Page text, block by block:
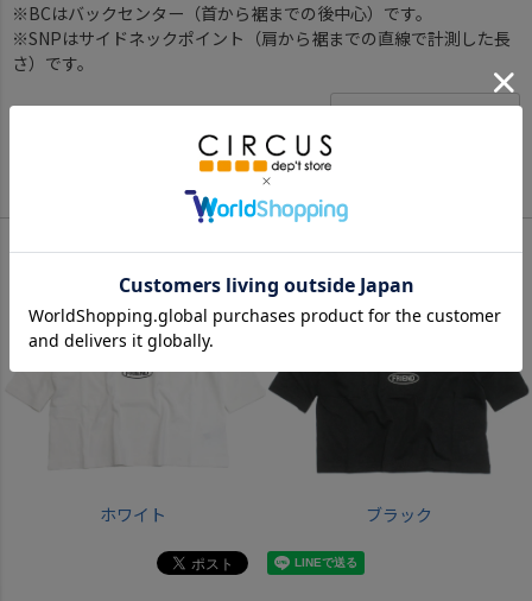
※BCはバックセンター（首から裾までの後中心）です。
※SNPはサイドネックポイント（肩から裾までの直線で計測した長
さ）です。
ホワイト ブラック